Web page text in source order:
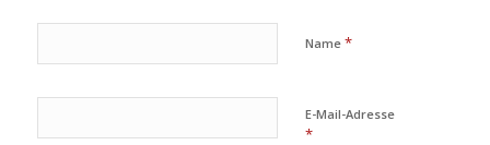
Name *
E-Mail-Adresse
*